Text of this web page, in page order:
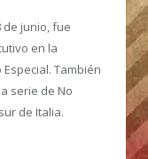
de junio, fue
en la
También
serie de No
de Italia.